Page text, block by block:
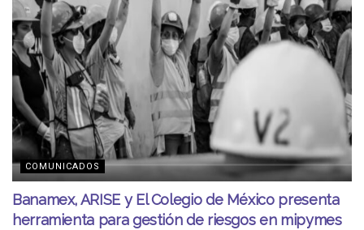
COMUNICADOS
Banamex, ARISE y El Colegio de México presenta
herramienta para gestión de riesgos en mipymes